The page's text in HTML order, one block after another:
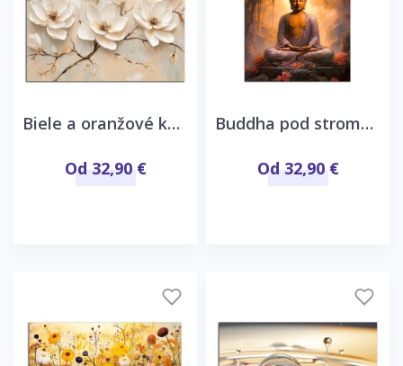
Biele a oranžové kvety
Od 32,90 €
Buddha pod stromom
Od 32,90 €